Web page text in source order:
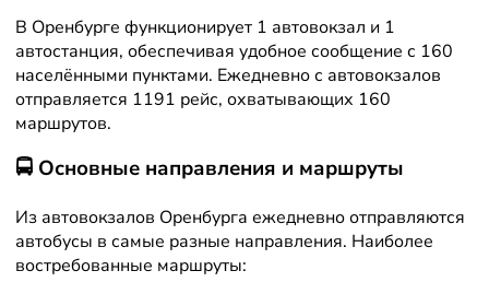
В Оренбурге функционирует 1 автовокзал и 1
автостанция, обеспечивая удобное сообщение с 160
населёнными пунктами. Ежедневно с автовокзалов
отправляется 1191 рейс, охватывающих 160
маршрутов.
🚍 Основные направления и маршруты
Из автовокзалов Оренбурга ежедневно отправляются
автобусы в самые разные направления. Наиболее
востребованные маршруты: